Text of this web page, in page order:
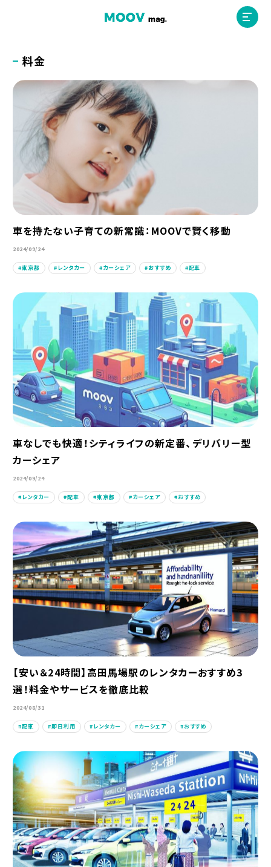
ホーム
運営会社
MOOVマガジン利用規約
お問合せ
人材募集
料金
車を持たない子育ての新常識：MOOVで賢く移動
2024/09/24
東京都 レンタカー カーシェア おすすめ 配車
車なしでも快適！シティライフの新定番、デリバリー型
カーシェア
2024/09/24
レンタカー 配車 東京都 カーシェア おすすめ
【安い＆24時間】高田馬場駅のレンタカーおすすめ3
選！料金やサービスを徹底比較
2024/08/31
配車 即日利用 レンタカー カーシェア おすすめ